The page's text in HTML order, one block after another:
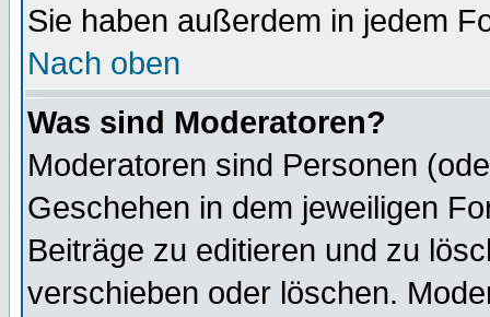
Sie haben außerdem in jedem
Nach oben
Was sind Moderatoren?
Moderatoren sind Personen
Geschehen in dem jeweiligen
Beiträge zu editieren und zu
verschieben oder löschen.